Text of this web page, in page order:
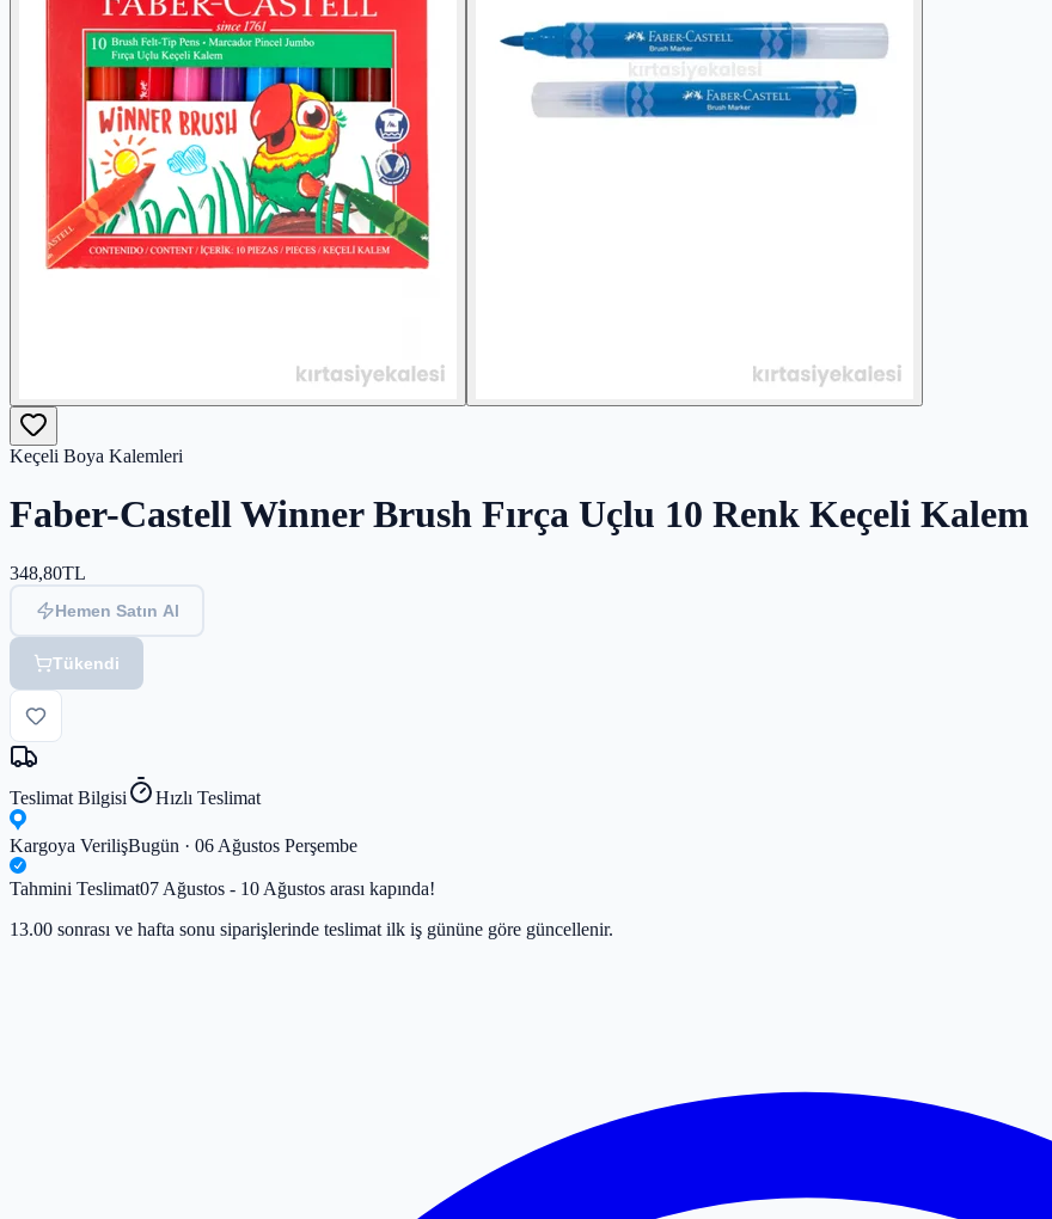
Keçeli Boya Kalemleri
Faber-Castell Winner Brush Fırça Uçlu 10 Renk Keçeli Kalem
348,80TL
Hemen Satın Al
Tükendi
Teslimat Bilgisi Hızlı Teslimat
Kargoya VerilişBugün · 06 Ağustos Perşembe
Tahmini Teslimat07 Ağustos - 10 Ağustos arası kapında!
13.00 sonrası ve hafta sonu siparişlerinde teslimat ilk iş gününe göre güncellenir.